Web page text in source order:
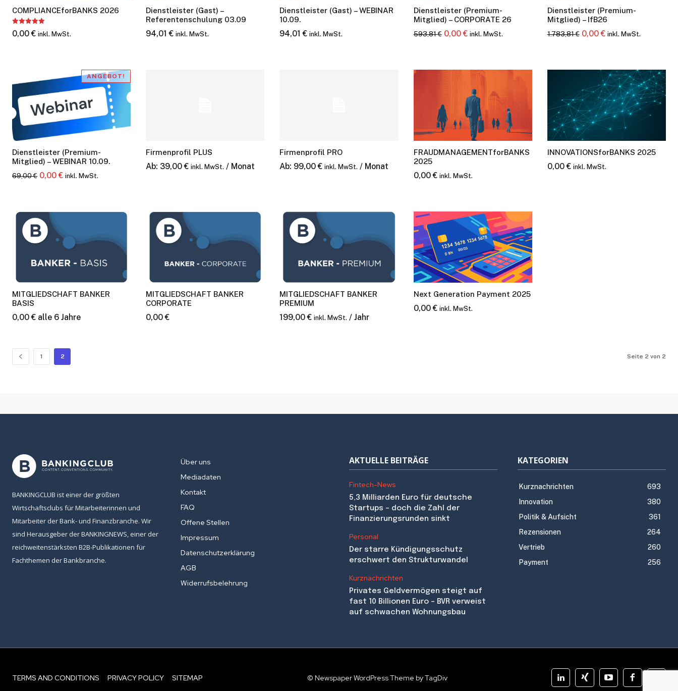
COMPLIANCEforBANKS 2026
0,00€ inkl. MwSt.
Dienstleister (Gast) –
Referentenschulung 03.09
94,01€ inkl. MwSt.
Dienstleister (Gast) – WEBINAR
10.09.
94,01€ inkl. MwSt.
Dienstleister (Premium-
Mitglied) – CORPORATE 26
593,81€ Ursprünglicher
593,81 €
0,00€Aktueller
0,00 €.
inkl. MwSt.
Dienstleister (Premium-
Mitglied) – IfB26
1.783,81€ Ursprünglicher
1.783,81 €
0,00€Aktueller
0,00 €.
inkl. MwSt.
ANGEBOT!
Dienstleister (Premium-
Mitglied) – WEBINAR 10.09.
69,00€ Ursprünglicher
69,00 €
0,00€Aktueller
inkl. MwSt.
Firmenprofil PLUS
Ab: 39,00€ inkl. MwSt. / Monat
Firmenprofil PRO
Ab: 99,00€ inkl. MwSt. / Monat
FRAUDMANAGEMENTforBANKS
2025
0,00€ inkl. MwSt.
INNOVATIONSforBANKS 2025
0,00€ inkl. MwSt.
MITGLIEDSCHAFT BANKER
BASIS
0,00€ alle 6 Jahre
MITGLIEDSCHAFT BANKER
CORPORATE
0,00€
MITGLIEDSCHAFT BANKER
PREMIUM
199,00€ inkl. MwSt. / Jahr
Next Generation Payment 2025
0,00€ inkl. MwSt.
1 2 Seite 2 von 2
BANKINGCLUB ist einer der größten
Wirtschaftsclubs für Mitarbeiterinnen und
Mitarbeiter der Bank- und Finanzbranche. Wir
sind Herausgeber der BANKINGNEWS, einer der
reichweitenstärksten B2B-Publikationen für
Fachthemen der Bankbranche.
Über uns
Mediadaten
Kontakt
FAQ
Offene Stellen
Impressum
Datenschutzerklärung
AGB
Widerrufsbelehrung
AKTUELLE BEITRÄGE
Fintech-News
5,3 Milliarden Euro für deutsche
Startups – doch die Zahl der
Finanzierungsrunden sinkt
Personal
Der starre Kündigungsschutz
erschwert den Strukturwandel
Kurznachrichten
Privates Geldvermögen steigt auf
fast 10 Billionen Euro – BVR verweist
auf schwachen Wohnungsbau
KATEGORIEN
Kurznachrichten
693
Innovation
380
Politik & Aufsicht
361
Rezensionen
264
Vertrieb
260
Payment
256
TERMS AND CONDITIONS PRIVACY POLICY SITEMAP © Newspaper WordPress Theme by TagDiv